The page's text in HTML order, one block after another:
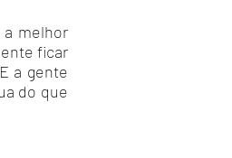
a melhor
ficar
a gente
do que